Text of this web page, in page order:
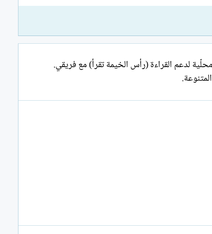
بجائزة أوائل الإمارات لأفضل مبادرة محلّية لدعم القراءة (رأس الخيمة تقرأ) مع فريقي.